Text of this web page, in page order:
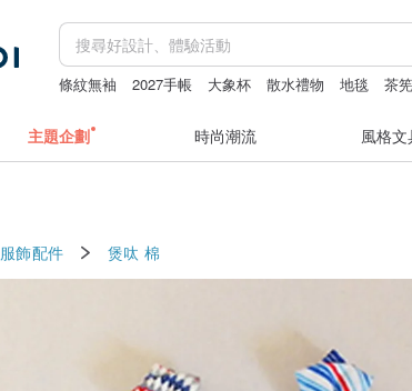
條紋無袖 2027手帳 大象杯 散水禮物 地毯 茶筅
主題企劃 時尚潮流 風格文
服飾配件 煲呔 棉